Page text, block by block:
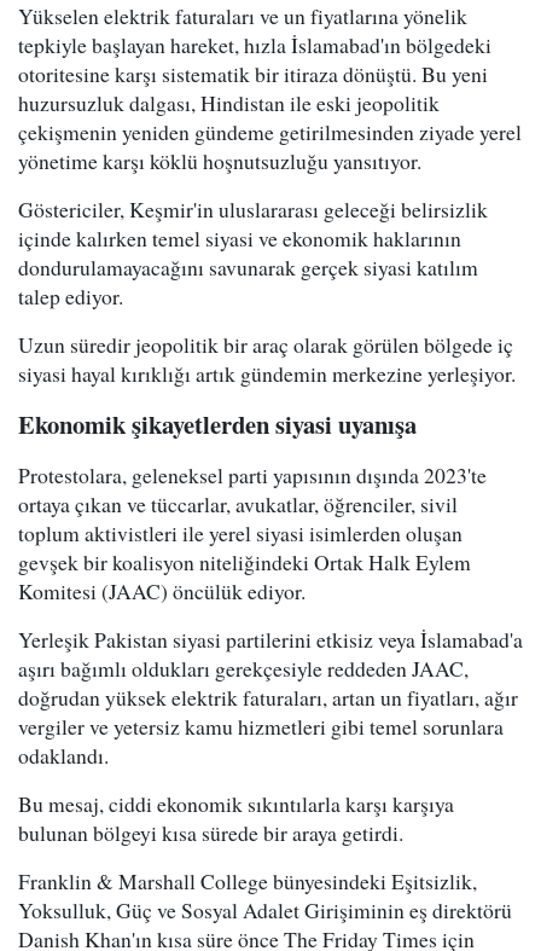
Yükselen elektrik faturaları ve un fiyatlarına yönelik
tepkiyle başlayan hareket, hızla İslamabad'ın bölgedeki
otoritesine karşı sistematik bir itiraza dönüştü. Bu yeni
huzursuzluk dalgası, Hindistan ile eski jeopolitik
çekişmenin yeniden gündeme getirilmesinden ziyade yerel
yönetime karşı köklü hoşnutsuzluğu yansıtıyor.
Göstericiler, Keşmir'in uluslararası geleceği belirsizlik
içinde kalırken temel siyasi ve ekonomik haklarının
dondurulamayacağını savunarak gerçek siyasi katılım
talep ediyor.
Uzun süredir jeopolitik bir araç olarak görülen bölgede iç
siyasi hayal kırıklığı artık gündemin merkezine yerleşiyor.
Ekonomik şikayetlerden siyasi uyanışa
Protestolara, geleneksel parti yapısının dışında 2023'te
ortaya çıkan ve tüccarlar, avukatlar, öğrenciler, sivil
toplum aktivistleri ile yerel siyasi isimlerden oluşan
gevşek bir koalisyon niteliğindeki Ortak Halk Eylem
Komitesi (JAAC) öncülük ediyor.
Yerleşik Pakistan siyasi partilerini etkisiz veya İslamabad'a
aşırı bağımlı oldukları gerekçesiyle reddeden JAAC,
doğrudan yüksek elektrik faturaları, artan un fiyatları, ağır
vergiler ve yetersiz kamu hizmetleri gibi temel sorunlara
odaklandı.
Bu mesaj, ciddi ekonomik sıkıntılarla karşı karşıya
bulunan bölgeyi kısa sürede bir araya getirdi.
Franklin & Marshall College bünyesindeki Eşitsizlik,
Yoksulluk, Güç ve Sosyal Adalet Girişiminin eş direktörü
Danish Khan'ın kısa süre önce The Friday Times için